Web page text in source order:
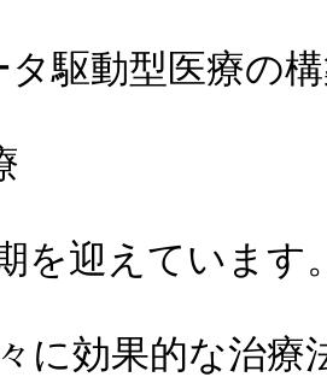
動型医療の構
を迎えています
に効果的な治療